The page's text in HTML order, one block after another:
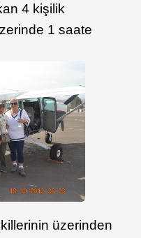
4 kişilik
1 saate
üzerinden